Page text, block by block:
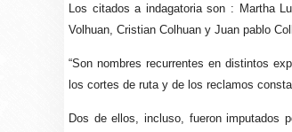
Los citados a indagatoria son : Martha
Volhuan, Cristian Colhuan y Juan pablo
“Son nombres recurrentes en distintos
los cortes de ruta y de los reclamos
Dos de ellos, incluso, fueron imputados